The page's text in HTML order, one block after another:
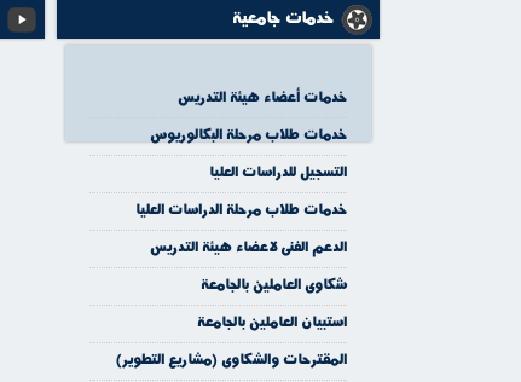
خدمات جامعية
خدمات أعضاء هيئة التدريس
خدمات طلاب مرحلة البكالوريوس
التسجيل للدراسات العليا
خدمات طلاب مرحلة الدراسات العليا
الدعم الفنى لاعضاء هيئة التدريس
شكاوى العاملين بالجامعة
استبيان العاملين بالجامعة
المقترحات والشكاوى (مشاريع التطوير)